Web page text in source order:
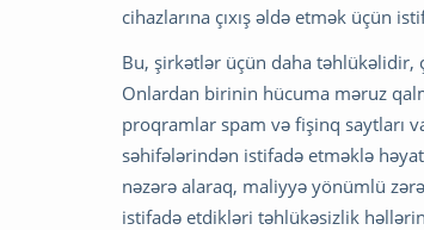
cihazlarına çıxış əldə etmək üçün
Bu, şirkətlər üçün daha
Onlardan birinin hücuma məruz
proqramlar spam və fişinq saytları
səhifələrindən istifadə etməklə
nəzərə alaraq, maliyyə yönümlü
istifadə etdikləri təhlükəsizlik